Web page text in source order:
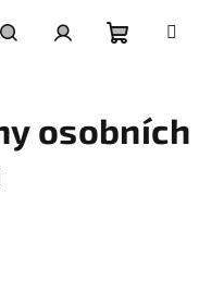
košík
osobních